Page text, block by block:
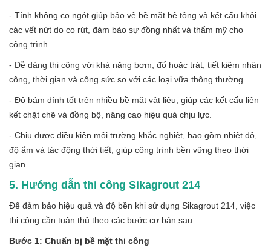
- Tính không co ngót giúp bảo vệ bề mặt bê tông và kết cấu khỏi
các vết nứt do co rút, đảm bảo sự đồng nhất và thẩm mỹ cho
công trình.
- Dễ dàng thi công với khả năng bơm, đổ hoặc trát, tiết kiệm nhân
công, thời gian và công sức so với các loại vữa thông thường.
- Độ bám dính tốt trên nhiều bề mặt vật liệu, giúp các kết cấu liên
kết chặt chẽ và đồng bộ, nâng cao hiệu quả chịu lực.
- Chịu được điều kiện môi trường khắc nghiệt, bao gồm nhiệt độ,
độ ẩm và tác động thời tiết, giúp công trình bền vững theo thời
gian.
5. Hướng dẫn thi công Sikagrout 214
Để đảm bảo hiệu quả và độ bền khi sử dụng Sikagrout 214, việc
thi công cần tuân thủ theo các bước cơ bản sau:
Bước 1: Chuẩn bị bề mặt thi công